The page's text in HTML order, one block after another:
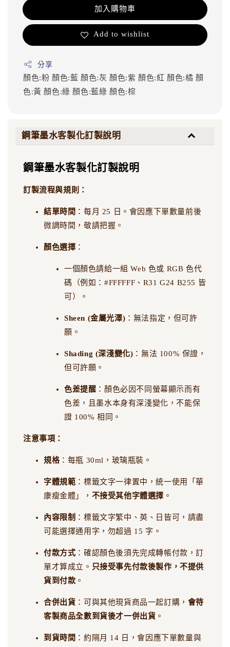
加入購物車
Add to wishlist
分享
顏色:粉 顏色:藍 顏色:灰 顏色:紫 顏色:紅 顏色:橘 顏
色:黃顏色:綠顏色:藍綠顏色:棕
鋼筆墨水客製化訂製說明
鋼筆墨水客製化訂製說明
訂製流程與規則：
結單時間 ：每月 25 日。會因應下單數量前後
微調時間，敬請把握。
顏色選擇 ：
一個顏色請給一組 Web 色或 RGB 色代
碼（例如：#FFFFFF、R31 G24 B255 皆
可）。
Sheen (金屬光澤) ：無法指定，但可許
願。
Shading (深淺變化) ：無法 100% 保證，
但可許願。
色差提醒 ：顏色必因不同螢幕顯示而有
色差，且墨水本身有深淺變化，不能保
證 100% 相同。
注意事項：
規格：每瓶 30ml，玻璃瓶裝。
字體規範 ：標籤文字一律置中，統一使用「華
康瘦金體」， 不接受其他字體選擇 。
內容限制 ：標籤文字繁中、英、日皆可，請盡
可能選擇通用字，勿超過 15 字。
付款方式 ：確認顏色後須先完成轉帳付款，訂
單才算成立。 只接受事先付款後製作，不提供
貨到付款 。
合併出貨 ：可與其他現貨商品一起訂購， 會待
客製商品全數到貨後才一併出貨 。
到貨時間 ：約隔月 14 日，會因應下單數量與